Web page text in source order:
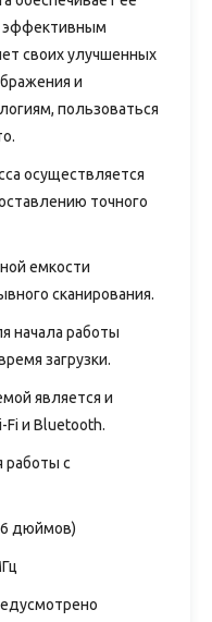
эффективным
своих улучшенных
и
пользоваться
осуществляется
точного
емкости
сканирования.
начала работы
загрузки.
является и
Fi и Bluetooth.
работы с
дюймов)